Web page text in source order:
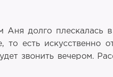
долго плескалась в
есть искусственно
звонить вечером.